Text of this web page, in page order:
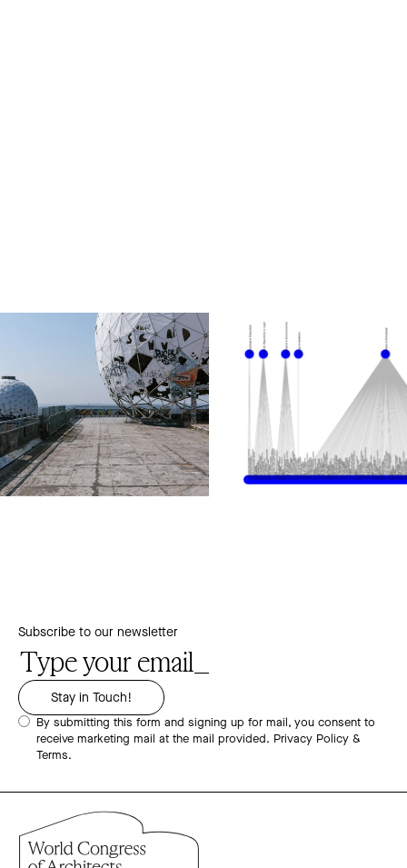
Subscribe to our newsletter
By submitting this form and signing up for mail, you consent to
receive marketing mail at the mail provided. Privacy Policy &
Terms.